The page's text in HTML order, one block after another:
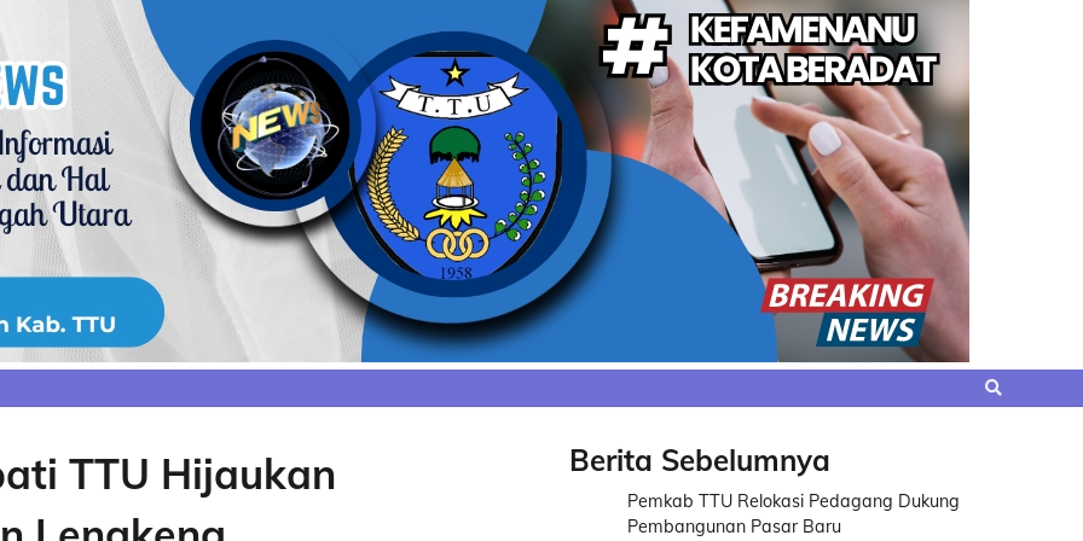
TTU Hijaukan
Berita Sebelumnya
Pemkab TTU Relokasi Pedagang Dukung
Pembangunan Pasar Baru